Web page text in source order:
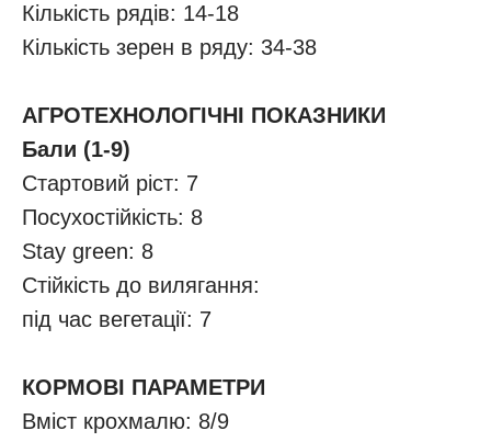
Кількість рядів: 14-18
Кількість зерен в ряду: 34-38
АГРОТЕХНОЛОГІЧНІ ПОКАЗНИКИ
Бали (1-9)
Стартовий ріст: 7
Посухостійкість: 8
Stay green: 8
Стійкість до вилягання:
під час вегетації: 7
КОРМОВІ ПАРАМЕТРИ
Вміст крохмалю: 8/9